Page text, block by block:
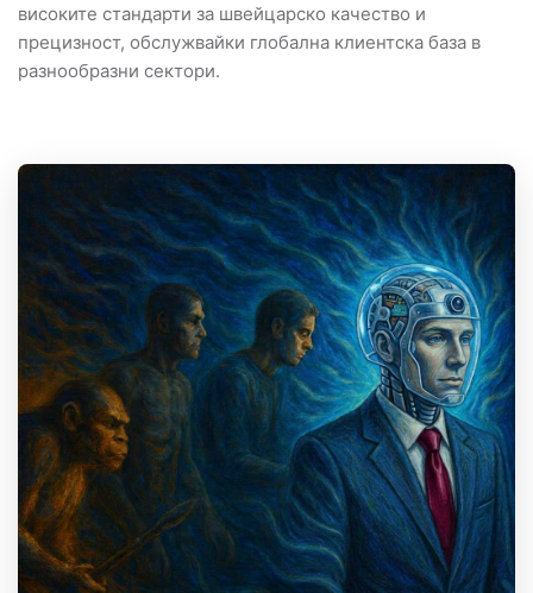
високите стандарти за швейцарско качество и
прецизност, обслужвайки глобална клиентска база в
разнообразни сектори.